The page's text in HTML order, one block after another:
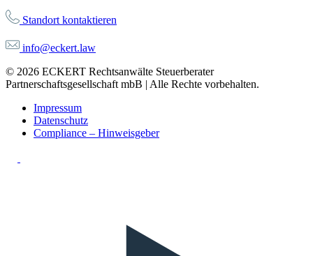
Standort kontaktieren
info@eckert.law
© 2026 ECKERT Rechtsanwälte Steuerberater
Partnerschaftsgesellschaft mbB | Alle Rechte vorbehalten.
Impressum
Datenschutz
Compliance – Hinweisgeber